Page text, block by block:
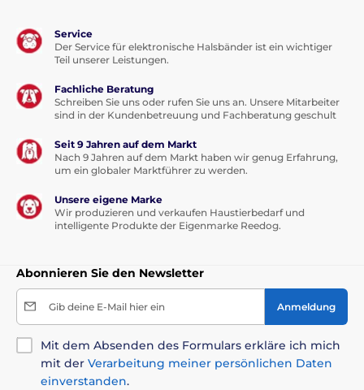
Service
Der Service für elektronische Halsbänder ist ein wichtiger
Teil unserer Leistungen.
Fachliche Beratung
Schreiben Sie uns oder rufen Sie uns an. Unsere Mitarbeiter
sind in der Kundenbetreuung und Fachberatung geschult
Seit 9 Jahren auf dem Markt
Nach 9 Jahren auf dem Markt haben wir genug Erfahrung,
um ein globaler Marktführer zu werden.
Unsere eigene Marke
Wir produzieren und verkaufen Haustierbedarf und
intelligente Produkte der Eigenmarke Reedog.
Abonnieren Sie den Newsletter
Gib deine E-Mail hier ein Anmeldung
Mit dem Absenden des Formulars erkläre ich mich
mit der Verarbeitung meiner persönlichen Daten
einverstanden.